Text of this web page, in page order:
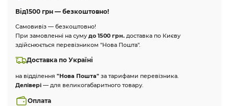
Від1500 грн — безкоштовно!
Самовивіз — безкоштовно!
При замовленні на суму до 1500 грн. доставка по Києву
здійснюється перевізником "Нова Пошта".
Доставка по Україні
на відділення "Нова Пошта" за тарифами перевізника.
Делівері — для великогабаритного товару.
Оплата